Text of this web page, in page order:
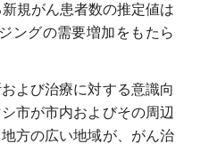
規がん患者数の推定値は
ングの需要増加をもたら
よび治療に対する意識向
市が市内およびその周辺
方の広い地域が、がん治